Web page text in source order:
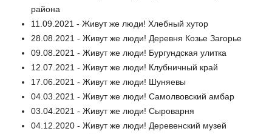
района
11.09.2021 - Живут же люди! Хлебный хутор
28.08.2021 - Живут же люди! Деревня Козье Загорье
09.08.2021 - Живут же люди! Бургундская улитка
12.07.2021 - Живут же люди! Клубничный край
17.06.2021 - Живут же люди! Шуняевы
04.03.2021 - Живут же люди! Самолвовский амбар
03.04.2021 - Живут же люди! Сыроварня
04.12.2020 - Живут же люди! Деревенский музей